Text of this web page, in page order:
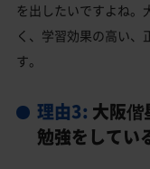
を出したいですよね。
く、学習効果の高い、
す。
理由3: 大阪偕
勉強をしてい